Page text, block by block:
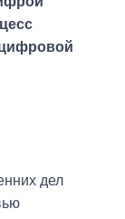
дел